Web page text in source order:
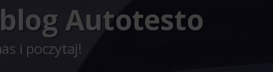
Autotesto
i poczytaj!